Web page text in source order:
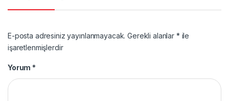
E-posta adresiniz yayınlanmayacak. Gerekli alanlar * ile
işaretlenmişlerdir
Yorum *